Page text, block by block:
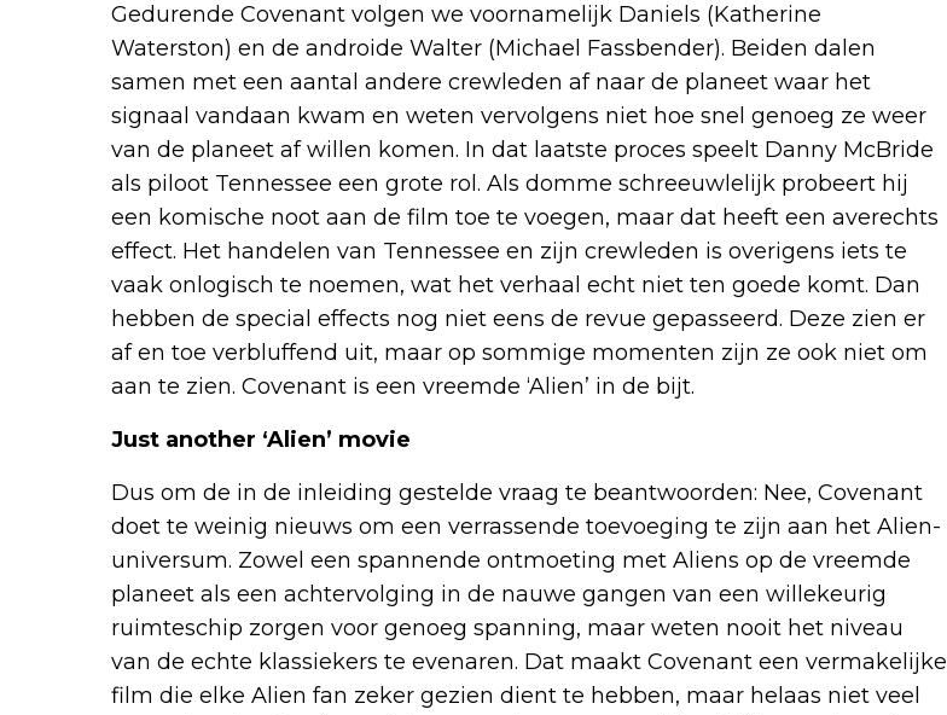
Gedurende Covenant volgen we voornamelijk Daniels (Katherine
Waterston) en de androide Walter (Michael Fassbender). Beiden dalen
samen met een aantal andere crewleden af naar de planeet waar het
signaal vandaan kwam en weten vervolgens niet hoe snel genoeg ze weer
van de planeet af willen komen. In dat laatste proces speelt Danny McBride
als piloot Tennessee een grote rol. Als domme schreeuwlelijk probeert hij
een komische noot aan de film toe te voegen, maar dat heeft een averechts
effect. Het handelen van Tennessee en zijn crewleden is overigens iets te
vaak onlogisch te noemen, wat het verhaal echt niet ten goede komt. Dan
hebben de special effects nog niet eens de revue gepasseerd. Deze zien er
af en toe verbluffend uit, maar op sommige momenten zijn ze ook niet om
aan te zien. Covenant is een vreemde ‘Alien’ in de bijt.
Just another ‘Alien’ movie
Dus om de in de inleiding gestelde vraag te beantwoorden: Nee, Covenant
doet te weinig nieuws om een verrassende toevoeging te zijn aan het Alien-
universum. Zowel een spannende ontmoeting met Aliens op de vreemde
planeet als een achtervolging in de nauwe gangen van een willekeurig
ruimteschip zorgen voor genoeg spanning, maar weten nooit het niveau
van de echte klassiekers te evenaren. Dat maakt Covenant een vermakelijke
film die elke Alien fan zeker gezien dient te hebben, maar helaas niet veel